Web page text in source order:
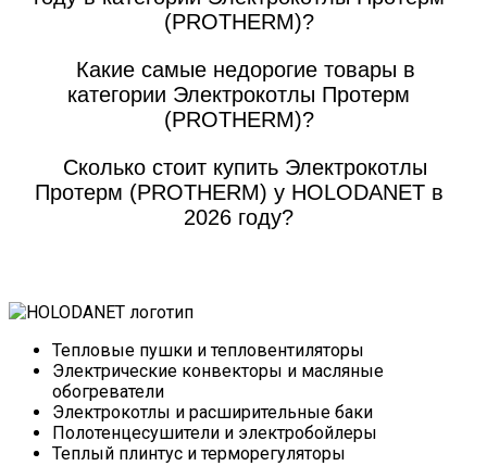
(PROTHERM)?
категории Электрокотлы Протерм
(PROTHERM)?
Протерм (PROTHERM) у HOLODANET в
2026 году?
Тепловые пушки и тепловентиляторы
Электрические конвекторы и масляные
обогреватели
Электрокотлы и расширительные баки
Полотенцесушители и электробойлеры
Теплый плинтус и терморегуляторы